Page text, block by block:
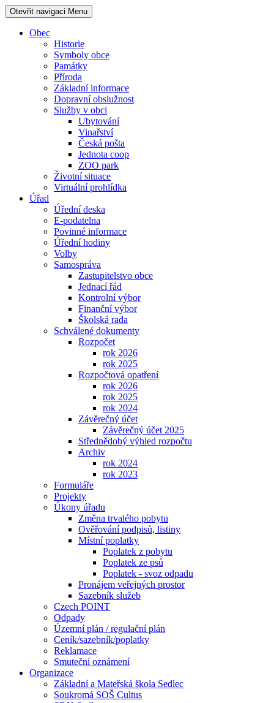
Otevřit navigaci Menu
Obec
Historie
Symboly obce
Památky
Příroda
Základní informace
Dopravní obslužnost
Služby v obci
Ubytování
Vinařství
Česká pošta
Jednota coop
ZOO park
Životní situace
Virtuální prohlídka
Úřad
Úřední deska
E-podatelna
Povinné informace
Úřední hodiny
Volby
Samospráva
Zastupitelstvo obce
Jednací řád
Kontrolní výbor
Finanční výbor
Školská rada
Schválené dokumenty
Rozpočet
rok 2026
rok 2025
Rozpočtová opatření
rok 2026
rok 2025
rok 2024
Závěrečný účet
Závěrečný účet 2025
Střednědobý výhled rozpočtu
Archiv
rok 2024
rok 2023
Formuláře
Projekty
Úkony úřadu
Změna trvalého pobytu
Ověřování podpisů, listiny
Místní poplatky
Poplatek z pobytu
Poplatek ze psů
Poplatek - svoz odpadu
Pronájem veřejných prostor
Sazebník služeb
Czech POINT
Odpady
Územní plán / regulační plán
Ceník/sazebník/poplatky
Reklamace
Smuteční oznámení
Organizace
Základní a Mateřská škola Sedlec
Soukromá SOŠ Cultus